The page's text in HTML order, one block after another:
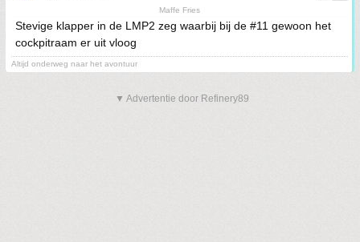
Maffe Fries
Stevige klapper in de LMP2 zeg waarbij bij de #11 gewoon het
cockpitraam er uit vloog
Altijd onderweg naar het avontuur
▼ Advertentie door Refinery89